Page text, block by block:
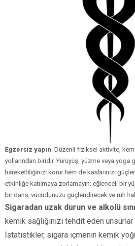
Egzersiz yapın . Düzenli fiziksel aktivite,
yollarından biridir. Yürüyüş, yüzme veya yoga
hareketliliğinizi korur hem de kaslarınızı
etkinliğe katılmaya zorlamayın; eğlenceli bir
bir dans, vücudunuzu güçlendirecek ve ruh
Sigaradan uzak durun ve alkolü
kemik sağlığınızı tehdit eden unsurlar
İstatistikler, sigara içmenin kemik